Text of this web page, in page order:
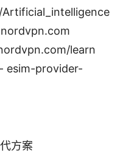
learn
esim-provider-
方案